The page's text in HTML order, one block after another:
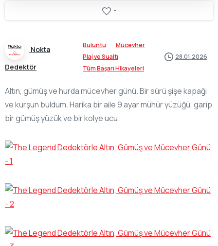
-
Nokta
Dedektör
Buluntu
Mücevher
Plaj ve Sualtı
Tüm Başarı Hikayeleri
28.01.2026
Altın, gümüş ve hurda mücevher günü. Bir sürü şişe kapağı
ve kurşun buldum. Harika bir aile 9 ayar mühür yüzüğü, garip
bir gümüş yüzük ve bir kolye ucu.